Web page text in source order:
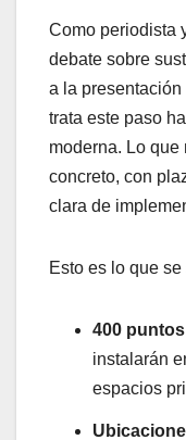
Como periodista
debate sobre
a la
trata este paso
moderna. Lo que
concreto, con
clara de
Esto es lo que
400
instalarán
espacios